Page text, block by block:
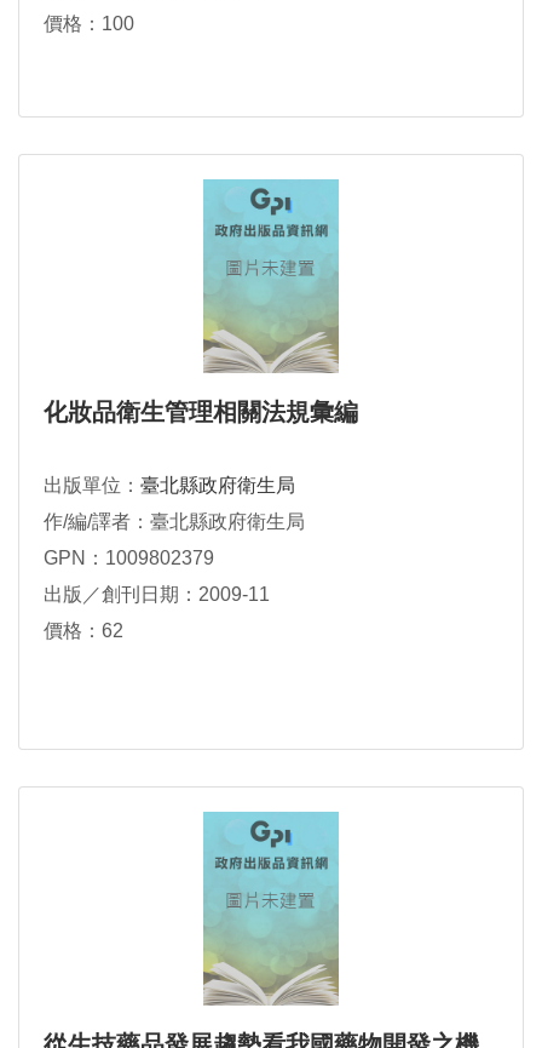
價格：100
化妝品衛生管理相關法規彙編
出版單位： 臺北縣政府衛生局
作/編/譯者：臺北縣政府衛生局
GPN：1009802379
出版／創刊日期：2009-11
價格：62